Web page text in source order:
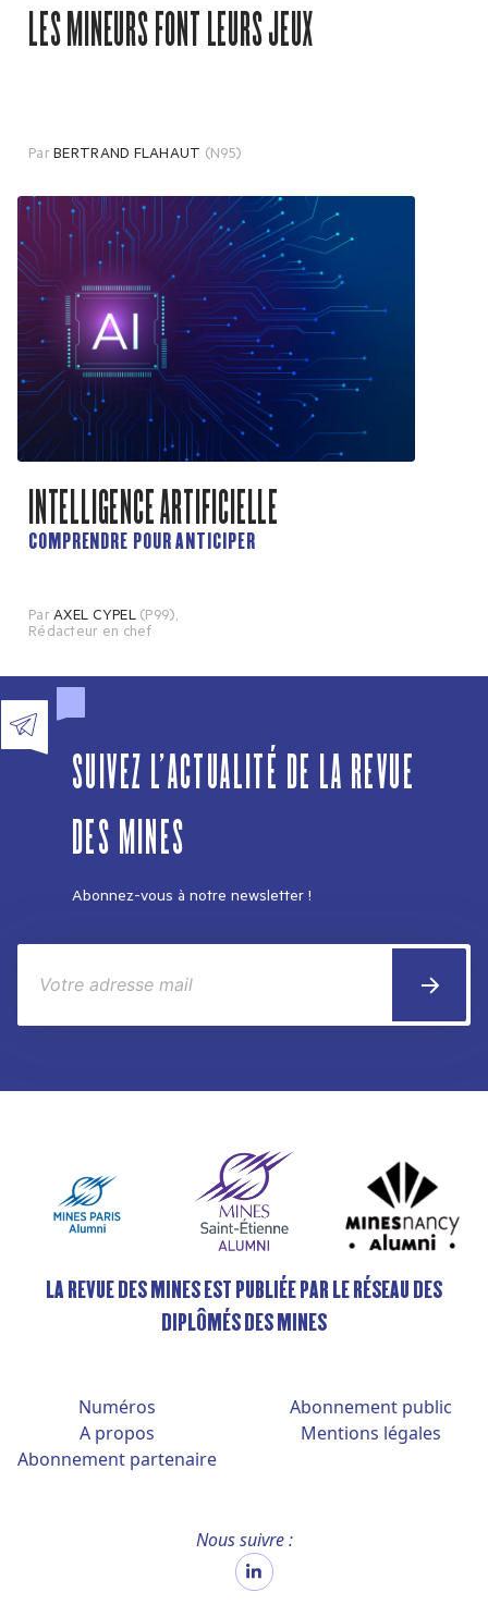
LES MINEURS FONT LEURS JEUX
ParBERTRAND FLAHAUT (N95)
INTELLIGENCE ARTIFICIELLE
COMPRENDRE POUR ANTICIPER
ParAXEL CYPEL (P99),
Rédacteur en chef
SUIVEZ L'ACTUALITÉ DE LA REVUE
DES MINES
Abonnez-vous à notre newsletter !
LA REVUE DES MINES EST PUBLIÉE PAR LE RÉSEAU DES
DIPLÔMÉS DES MINES
Numéros
A propos
Abonnement partenaire
Abonnement public
Mentions légales
Nous suivre :